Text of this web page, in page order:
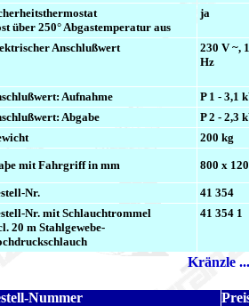
über 250° Abgastemperatur aus
ja
Anschlußwert
230 V ~,
Hz
Aufnahme
P 1 - 3,1
Abgabe
P 2 - 2,3
200 kg
mit Fahrgriff in mm 800 x
Nr.
41 354
Nr. mit Schlauchtrommel
20 m Stahlgewebe-
41 354 1
Kränzle
Nummer